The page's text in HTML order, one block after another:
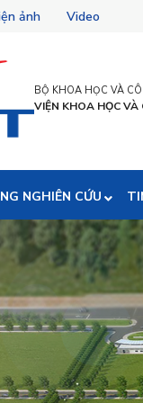
ảnh Video
BỘ KHOA HỌC VÀ
VIỆN KHOA HỌC
NGHIÊN CỨU